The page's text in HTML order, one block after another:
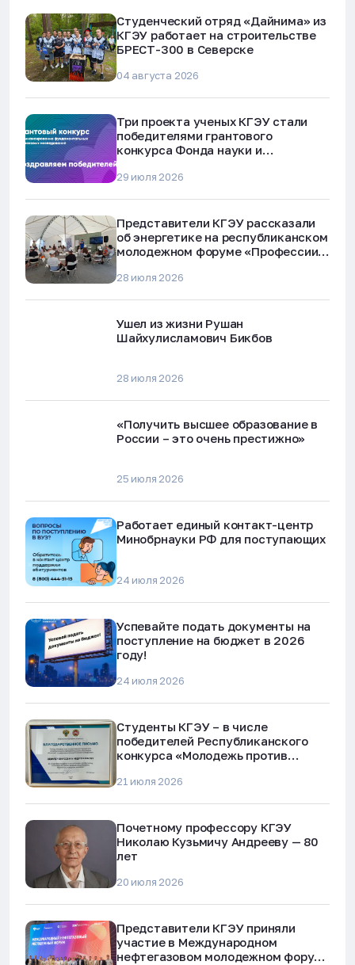
Студенческий отряд «Дайнима» из
КГЭУ работает на строительстве
БРЕСТ-300 в Северске
04 августа 2026
Три проекта ученых КГЭУ стали
победителями грантового
конкурса Фонда науки и
29 июля 2026
Представители КГЭУ рассказали
об энергетике на республиканском
молодежном форуме «Профессии
28 июля 2026
Ушел из жизни Рушан
Шайхулисламович Бикбов
28 июля 2026
«Получить высшее образование в
России – это очень престижно»
25 июля 2026
Работает единый контакт-центр
Минобрнауки РФ для поступающих
24 июля 2026
Успевайте подать документы на
поступление на бюджет в 2026
году!
24 июля 2026
Студенты КГЭУ – в числе
победителей Республиканского
конкурса «Молодежь против
мошенничества»
21 июля 2026
Почетному профессору КГЭУ
Николаю Кузьмичу Андрееву — 80
лет
20 июля 2026
Представители КГЭУ приняли
участие в Международном
нефтегазовом молодежном форуме